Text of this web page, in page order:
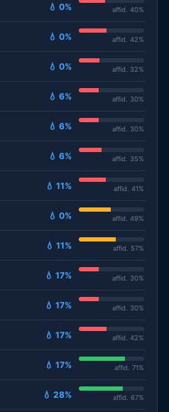
💧 0% affid. 40%
💧 0% affid. 42%
💧 0% affid. 32%
💧 6% affid. 30%
💧 6% affid. 30%
💧 6% affid. 35%
💧 11% affid. 41%
💧 0% affid. 49%
💧 11% affid. 57%
💧 17% affid. 30%
💧 17% affid. 30%
💧 17% affid. 42%
💧 17% affid. 71%
💧 28% affid. 67%